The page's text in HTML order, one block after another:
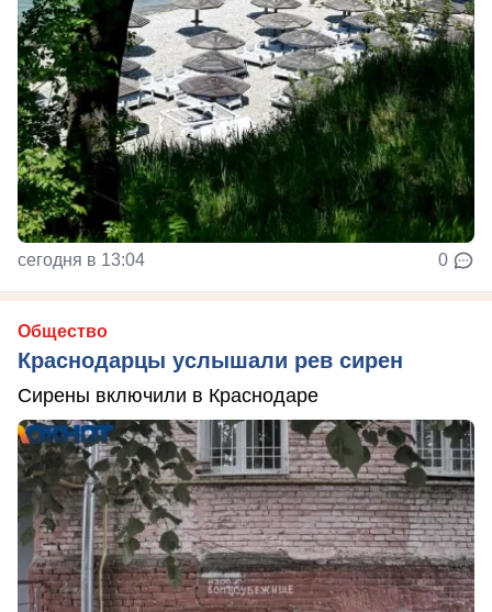
сегодня в 13:04 0
Общество
Краснодарцы услышали рев сирен
Сирены включили в Краснодаре